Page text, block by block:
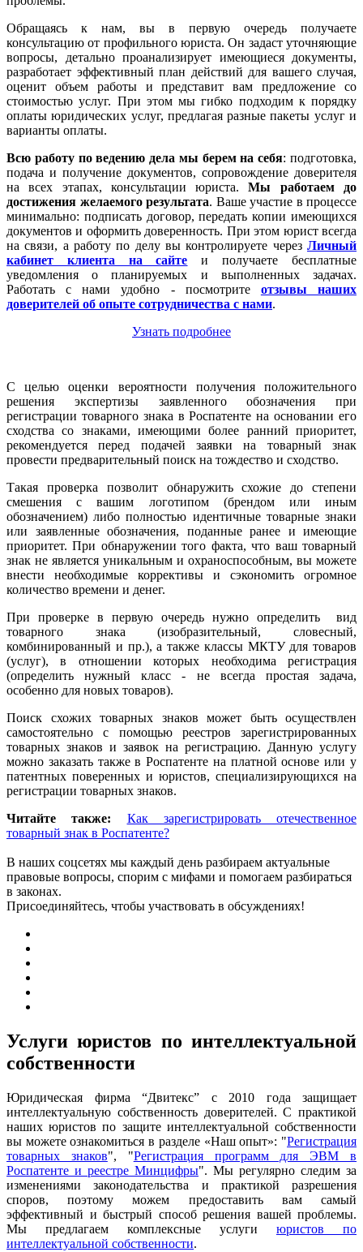
Обращаясь к нам, вы в первую очередь получаете
консультацию от профильного юриста. Он задаст уточняющие
вопросы, детально проанализирует имеющиеся документы,
разработает эффективный план действий для вашего случая,
оценит объем работы и представит вам предложение со
стоимостью услуг. При этом мы гибко подходим к порядку
оплаты юридических услуг, предлагая разные пакеты услуг и
варианты оплаты.
Всю работу по ведению дела мы берем на себя: подготовка,
подача и получение документов, сопровождение доверителя
на всех этапах, консультации юриста.Мы работаем
до
достижения желаемого результата. Ваше участие в процессе
минимально: подписать договор, передать копии имеющихся
документов и оформить доверенность. При этом юрист всегда
на связи, а работу по делу вы контролируете через Личный
кабинет клиента на сайте и получаете бесплатные
уведомления о планируемых и выполненных задачах.
Работать с нами удобно - посмотрите отзывы наших
доверителей об опыте сотрудничества с нами.
Узнать подробнее
С целью оценки вероятности получения положительного
решения экспертизы заявленного обозначения при
регистрации товарного знака в Роспатенте на основании его
сходства со знаками, имеющими более ранний приоритет,
рекомендуется перед подачей заявки на товарный знак
провести предварительный поиск на тождество и сходство.
Такая проверка позволит обнаружить схожие до степени
смешения с вашим логотипом (брендом или иным
обозначением) либо полностью идентичные товарные знаки
или заявленные обозначения, поданные ранее и имеющие
приоритет. При обнаружении того факта, что ваш товарный
знак не является уникальным и охраноспособным, вы можете
внести необходимые коррективы и сэкономить огромное
количество времени и денег.
При проверке в первую очередь нужно определить вид
товарного знака (изобразительный, словесный,
комбинированный и пр.), а также классы МКТУ для товаров
(услуг), в отношении которых необходима регистрация
(определить нужный класс - не всегда простая задача,
особенно для новых товаров).
Поиск схожих товарных знаков может быть осуществлен
самостоятельно с помощью реестров зарегистрированных
товарных знаков и заявок на регистрацию. Данную услугу
можно заказать также в Роспатенте на платной основе или у
патентных поверенных и юристов, специализирующихся на
регистрации товарных знаков.
Читайте также: Как зарегистрировать отечественное
товарный знак в Роспатенте?
В наших соцсетях мы каждый день разбираем актуальные
правовые вопросы, спорим с мифами и помогаем разбираться
в законах.
Присоединяйтесь, чтобы участвовать в обсуждениях!
Услуги юристов по интеллектуальной
собственности
Юридическая фирма “Двитекс” с 2010 года защищает
интеллектуальную собственность доверителей. С практикой
наших юристов по защите интеллектуальной собственности
вы можете ознакомиться в разделе «Наш опыт»: "Регистрация
товарных знаков", "Регистрация программ для ЭВМ в
Роспатенте и реестре Минцифры". Мы регулярно следим за
изменениями законодательства и практикой разрешения
споров, поэтому можем предоставить вам самый
эффективный и быстрый способ решения вашей проблемы.
Мы предлагаем комплексные услуги юристов по
интеллектуальной собственности.